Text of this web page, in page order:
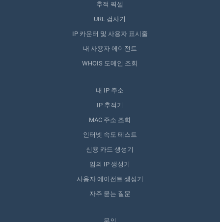
추적 픽셀
URL 검사기
IP 카운터 및 사용자 표시줄
내 사용자 에이전트
WHOIS 도메인 조회
내 IP 주소
IP 추적기
MAC 주소 조회
인터넷 속도 테스트
신용 카드 생성기
임의 IP 생성기
사용자 에이전트 생성기
자주 묻는 질문